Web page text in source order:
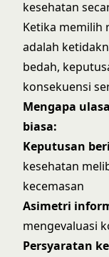
kesehatan
Ketika memilih
adalah
bedah,
konsekuensi
Mengapa
biasa:
Keputusan
kesehatan
kecemasan
Asimetri
mengevaluasi
Persyaratan